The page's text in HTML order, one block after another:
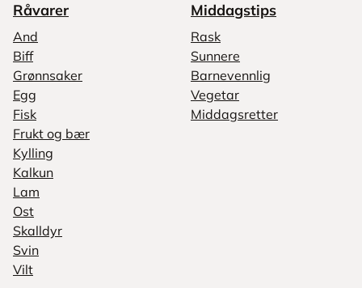
Råvarer
And
Biff
Grønnsaker
Egg
Fisk
Frukt og bær
Kylling
Kalkun
Lam
Ost
Skalldyr
Svin
Vilt
Middagstips
Rask
Sunnere
Barnevennlig
Vegetar
Middagsretter